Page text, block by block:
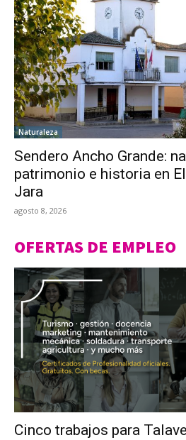
Naturaleza
Sendero Ancho Grande:
patrimonio e historia en
Jara
agosto 8, 2026
OFERTAS DE EMPLEO
Cinco trabajos para